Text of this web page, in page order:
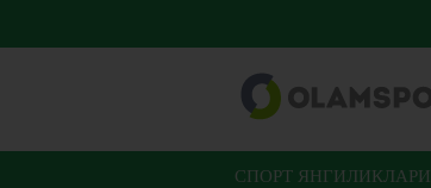
СПОРТ ЯНГИЛИКЛАРИ